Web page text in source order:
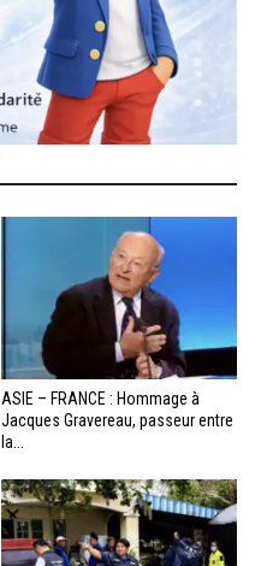
ASIE – FRANCE : Hommage à
Jacques Gravereau, passeur entre
la...